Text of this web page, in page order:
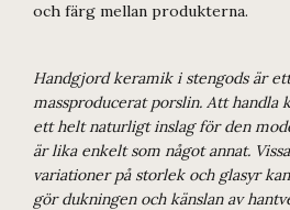
och färg mellan produkterna.
Handgjord keramik i stengods är
massproducerat porslin. Att handla
ett helt naturligt inslag för den
är lika enkelt som något annat.
variationer på storlek och glasyr
gör dukningen och känslan av